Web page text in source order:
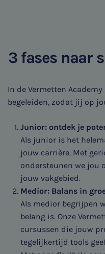
3 fases naar
In de Vermetten
begeleiden, zodat jij op
Junior: ontdek je
Als junior is het
jouw carrière. Met
ondersteunen we jou
jouw vakgebied.
Medior: Balans in
Als medior begrijpen
belang is. Onze
cursussen die jouw
tegelijkertijd tools